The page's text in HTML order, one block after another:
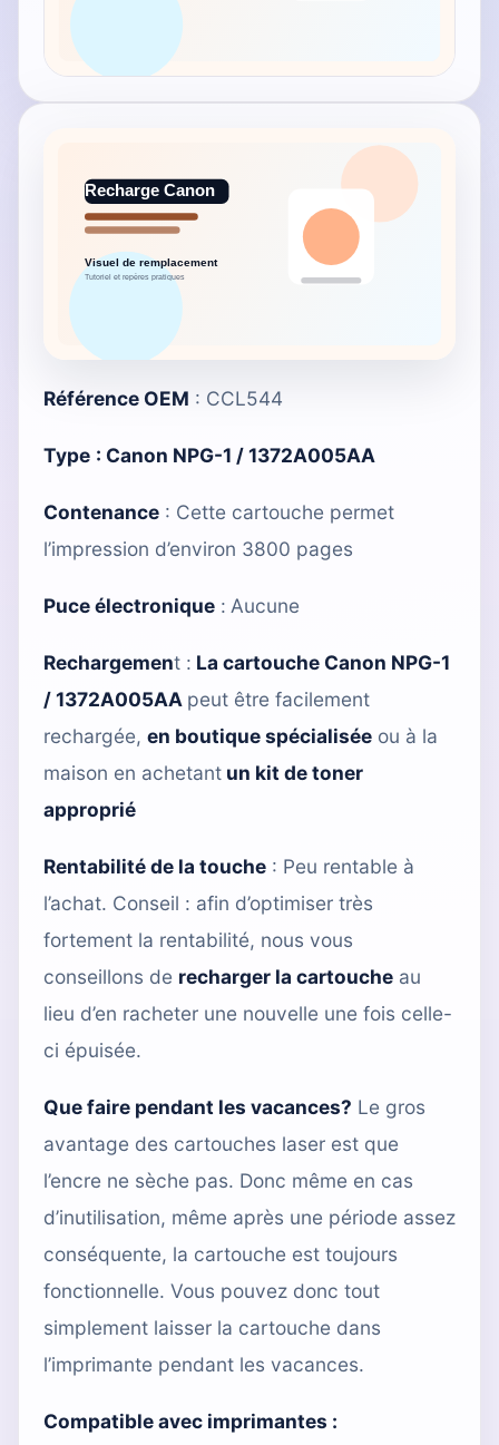
Référence OEM : CCL544
Type : Canon NPG-1 / 1372A005AA
Contenance : Cette cartouche permet
l’impression d’environ 3800 pages
Puce électronique : Aucune
Rechargement : La cartouche Canon NPG-1
/ 1372A005AA peut être facilement
rechargée, en boutique spécialisée ou à la
maison en achetant un kit de toner
approprié
Rentabilité de la touche : Peu rentable à
l’achat. Conseil : afin d’optimiser très
fortement la rentabilité, nous vous
conseillons de recharger la cartouche au
lieu d’en racheter une nouvelle une fois celle-
ci épuisée.
Que faire pendant les vacances? Le gros
avantage des cartouches laser est que
l’encre ne sèche pas. Donc même en cas
d’inutilisation, même après une période assez
conséquente, la cartouche est toujours
fonctionnelle. Vous pouvez donc tout
simplement laisser la cartouche dans
l’imprimante pendant les vacances.
Compatible avec imprimantes :